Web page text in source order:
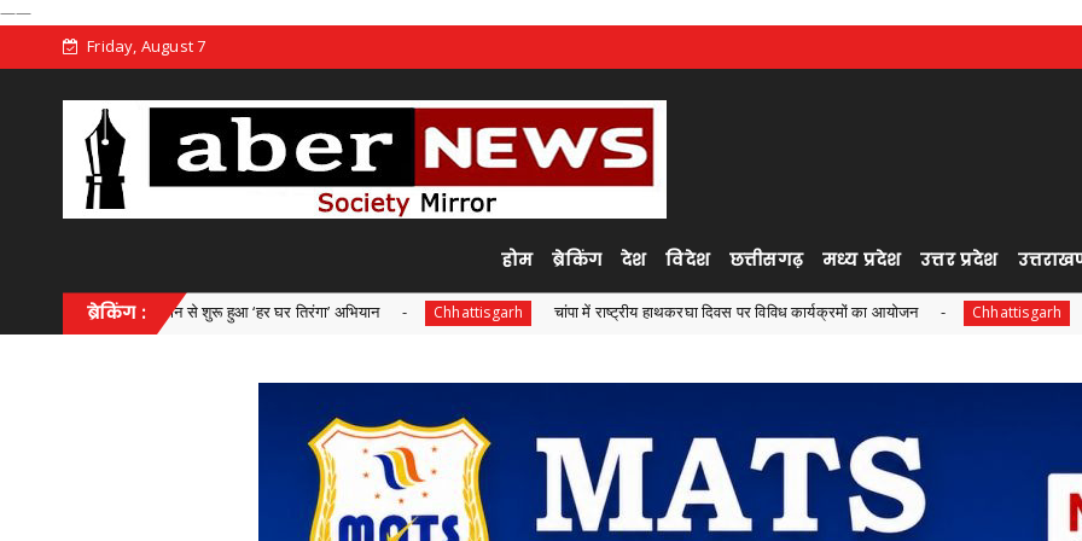
——
Friday, August 7
होम ब्रेकिंग देश विदेश छत्तीसगढ़ मध्य प्रदेश उत्तर प्रदेश
ब्रेकिंग :
सम्मान से शुरू हुआ ‘हर घर तिरंगा’ अभियान Chhattisgarh चांपा में राष्ट्रीय हाथकरघा दिवस पर विविध कार्यक्रमों का आयोजन Chhattisgarh समाज की एकजुटता